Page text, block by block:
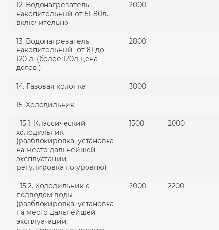
12. Водонагреватель
накопительный от 51-80л.
включительно
2000
13. Водонагреватель
накопительный от 81 до
120 л. (более 120л цена
догов.)
2800
14. Газовая колонка 3000
15. Холодильник
15.1. Классический
холодильник
(разблокировка, установка
на место дальнейшей
эксплуатации,
регулировка по уровню)
1500 2000
15.2. Холодильник с
подводом воды
(разблокировка, установка
на место дальнейшей
эксплуатации,
2000 2200